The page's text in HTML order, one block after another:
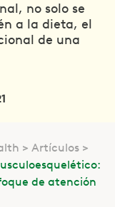
no solo se
a la dieta, el
de una
Artículos
de atención